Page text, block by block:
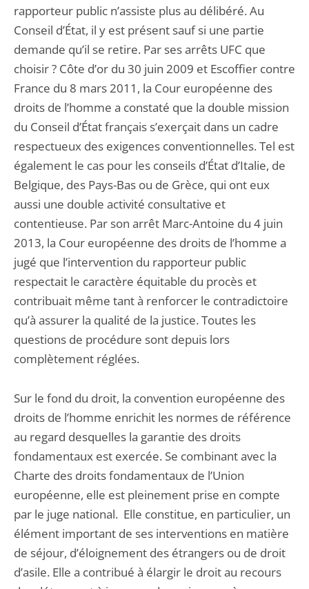
rapporteur public n’assiste plus au délibéré. Au
Conseil d’État, il y est présent sauf si une partie
demande qu’il se retire. Par ses arrêts UFC que
choisir ? Côte d’or du 30 juin 2009 et Escoffier contre
France du 8 mars 2011, la Cour européenne des
droits de l’homme a constaté que la double mission
du Conseil d’État français s’exerçait dans un cadre
respectueux des exigences conventionnelles. Tel est
également le cas pour les conseils d’État d’Italie, de
Belgique, des Pays-Bas ou de Grèce, qui ont eux
aussi une double activité consultative et
contentieuse. Par son arrêt Marc-Antoine du 4 juin
2013, la Cour européenne des droits de l’homme a
jugé que l’intervention du rapporteur public
respectait le caractère équitable du procès et
contribuait même tant à renforcer le contradictoire
qu’à assurer la qualité de la justice. Toutes les
questions de procédure sont depuis lors
complètement réglées.
Sur le fond du droit, la convention européenne des
droits de l’homme enrichit les normes de référence
au regard desquelles la garantie des droits
fondamentaux est exercée. Se combinant avec la
Charte des droits fondamentaux de l’Union
européenne, elle est pleinement prise en compte
par le juge national. Elle constitue, en particulier, un
élément important de ses interventions en matière
de séjour, d’éloignement des étrangers ou de droit
d’asile. Elle a contribué à élargir le droit au recours